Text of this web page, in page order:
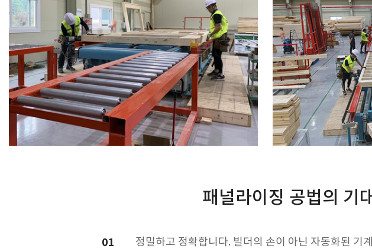
패널라이징 공법의 기
01 정밀하고 정확합니다. 빌더의 손이 아닌 자동화된 기